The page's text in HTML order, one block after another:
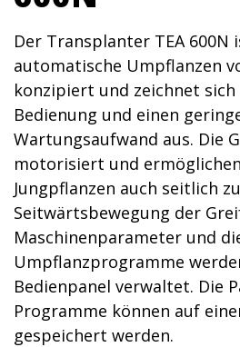
Der Transplanter TEA 600N
automatische Umpflanzen
konzipiert und zeichnet
Bedienung und einen
Wartungsaufwand aus. Die
motorisiert und
Jungpflanzen auch seitlich
Seitwärtsbewegung der
Maschinenparameter und
Umpflanzprogramme
Bedienpanel verwaltet. Die
Programme können auf
gespeichert werden.